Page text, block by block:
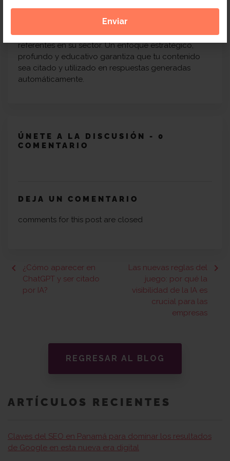
Las empresas que adaptan su estrategia para IA no
solo mejoran visibilidad, sino que construyen
autoridad contextual que las posiciona como
referentes en su sector. Un enfoque estratégico,
profundo y educativo garantiza que tu contenido
sea citado y utilizado en respuestas generadas
automáticamente.
ÚNETE A LA DISCUSIÓN - 0
COMENTARIO
DEJA UN COMENTARIO
comments for this post are closed
keyboard_arrow_left
¿Cómo aparecer en
ChatGPT y ser citado
por IA?
Las nuevas reglas del
juego: por qué la
visibilidad de la IA es
crucial para las
empresas
keyboard_arrow_right
REGRESAR AL BLOG
ARTÍCULOS RECIENTES
Claves del SEO en Panamá para dominar los resultados
de Google en esta nueva era digital